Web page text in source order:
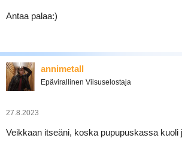
o
j
a
Antaa palaa:)
annimetall
Epävirallinen Viisuselostaja
27.8.2023
Veikkaan itseäni, koska pupupuskassa kuoli